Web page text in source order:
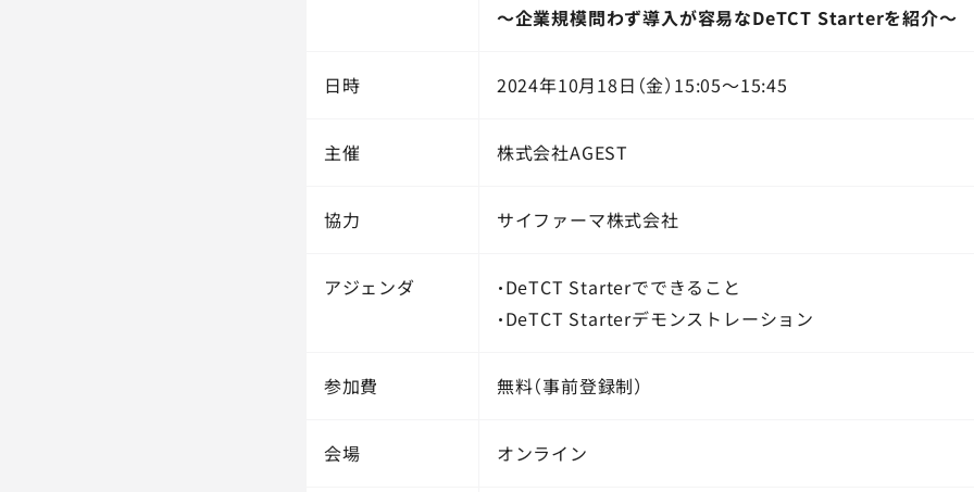
～企業規模問わず導入が容易なDeTCT Starterを紹介～
日時 2024年10月18日（金）15:05～15:45
主催 株式会社AGEST
協力 サイファーマ株式会社
アジェンダ
・DeTCT Starterでできること
・DeTCT Starterデモンストレーション
参加費 無料（事前登録制）
会場 オンライン